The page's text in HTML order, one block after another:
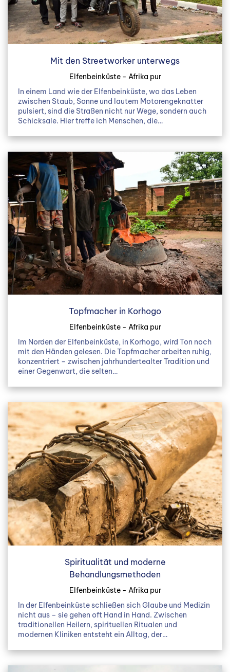
Mit den Streetworker unterwegs
Elfenbeinküste - Afrika pur
In einem Land wie der Elfenbeinküste, wo das Leben
zwischen Staub, Sonne und lautem Motorengeknatter
pulsiert, sind die Straßen nicht nur Wege, sondern auch
Schicksale. Hier treffe ich Menschen, die…
Topfmacher in Korhogo
Elfenbeinküste - Afrika pur
Im Norden der Elfenbeinküste, in Korhogo, wird Ton noch
mit den Händen gelesen. Die Topfmacher arbeiten ruhig,
konzentriert – zwischen jahrhundertealter Tradition und
einer Gegenwart, die selten…
Spiritualität und moderne
Behandlungsmethoden
Elfenbeinküste - Afrika pur
In der Elfenbeinküste schließen sich Glaube und Medizin
nicht aus – sie gehen oft Hand in Hand. Zwischen
traditionellen Heilern, spirituellen Ritualen und
modernen Kliniken entsteht ein Alltag, der…